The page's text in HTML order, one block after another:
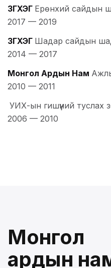
ЗГХЭГ Ерөнхий сайдын
2017 — 2019
ЗГХЭГ Шадар сайдын
2014 — 2017
Монгол Ардын Нам
2010 — 2011
УИХ-ын гишүүний туслах
2006 — 2010
Монгол
ардын